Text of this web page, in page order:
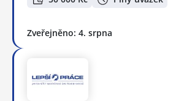
Zveřejněno: 4. srpna